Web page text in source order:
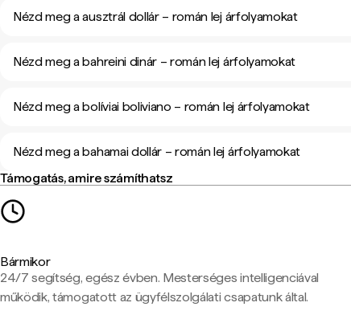
Nézd meg a ausztrál dollár – román lej árfolyamokat
Nézd meg a bahreini dinár – román lej árfolyamokat
Nézd meg a bolíviai boliviano – román lej árfolyamokat
Nézd meg a bahamai dollár – román lej árfolyamokat
Támogatás, amire számíthatsz
Bármikor
24/7 segítség, egész évben. Mesterséges intelligenciával
működik, támogatott az ügyfélszolgálati csapatunk által.